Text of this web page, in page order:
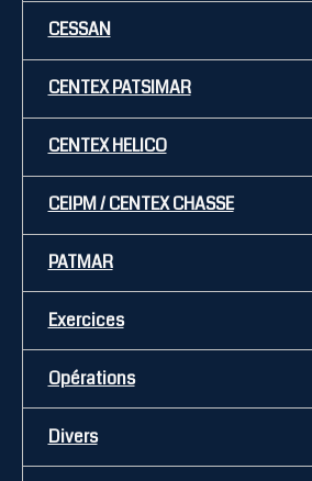
CESSAN
CENTEX PATSIMAR
CENTEX HELICO
CEIPM / CENTEX CHASSE
PATMAR
Exercices
Opérations
Divers